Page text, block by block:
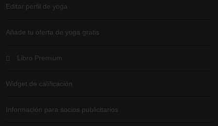
Editar perfil de yoga
Añade tu oferta de yoga gratis
Libro Premium
Widget de calificación
Información para socios publicitarios